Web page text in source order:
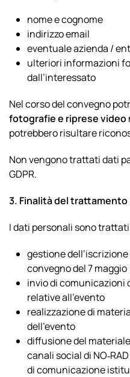
nome e cognome
indirizzo email
eventuale azienda /
ulteriori informazioni
dall’interessato
Nel corso del convegno
fotografie e riprese video
potrebbero risultare
Non vengono trattati dati
GDPR.
3. Finalità del trattamento
I dati personali sono
gestione
convegno del 7 maggio
invio di comunicazioni
relative all’evento
realizzazione di
dell’evento
diffusione del
canali social di
di comunicazione